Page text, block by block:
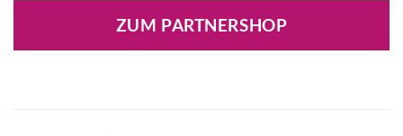
ZUM PARTNERSHOP